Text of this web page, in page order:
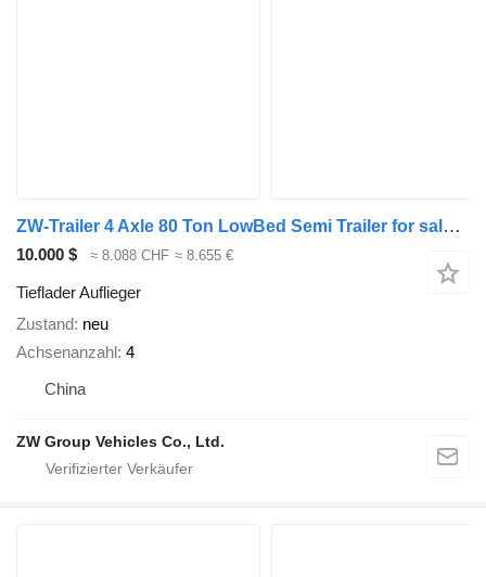
ZW-Trailer 4 Axle 80 Ton LowBed Semi Trailer for sale ghana
10.000 $ ≈ 8.088 CHF ≈ 8.655 €
Tieflader Auflieger
Zustand neu
Achsenanzahl 4
China
ZW Group Vehicles Co., Ltd.